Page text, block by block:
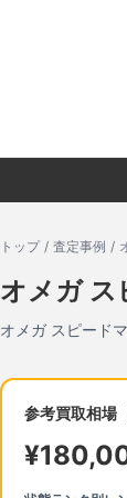
トップ / 査定事例 /
オメガ ス
オメガ スピード
参考買取相場
¥